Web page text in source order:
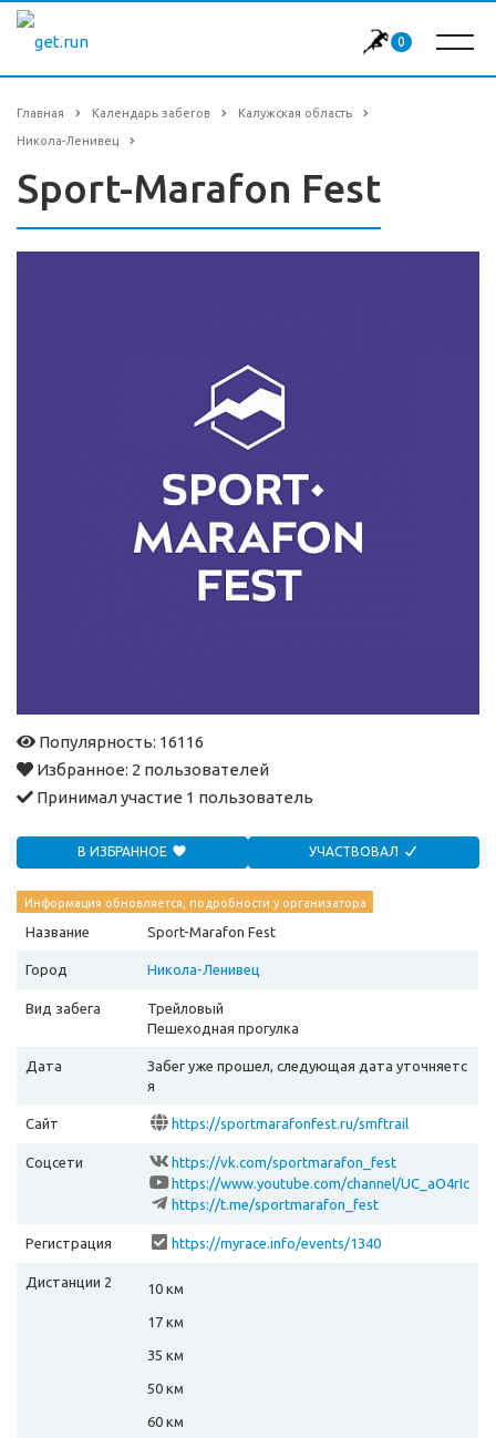
0
Главная Календарь забегов Калужская область
Никола-Ленивец
Sport-Marafon Fest
Популярность: 16116
Избранное: 2 пользователей
Принимал участие 1 пользователь
В ИЗБРАННОЕ УЧАСТВОВАЛ
Информация обновляется, подробности у организатора
Название Sport-Marafon Fest
Город Никола-Ленивец
Вид забега
Трейловый
Пешеходная прогулка
Дата
Забег уже прошел, следующая дата уточняетс
я
Сайт https://sportmarafonfest.ru/smftrail
Соцсети
https://vk.com/sportmarafon_fest
https://www.youtube.com/channel/UC_aO4rIc
QZGGt6Z62AwZ2Wg
https://t.me/sportmarafon_fest
Регистрация https://myrace.info/events/1340
Дистанции 2 10 км
17 км
35 км
50 км
60 км